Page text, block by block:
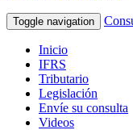
Toggle navigation
Inicio
IFRS
Tributario
Legislación
Envíe su consulta
Videos